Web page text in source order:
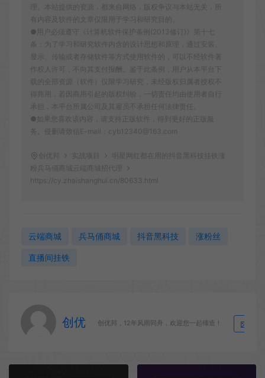
理。本站提供的资源，都来自网络，版权争议与本站无关，所
有内容及软件的文章仅限用于学习和研究目的。
●用户必须遵守《计算机软件保护条例(2013修订)》第十七
条：为了学习和研究软件内含的设计思想和原理，通过安装、
显示、传输或者存储软件等方式使用软件的，可以不经软件著
作权人许可，不向其支付报酬。鉴于此条例，用户从本平台下
载的全部资源（软件）仅限学习研究，未经版权归属者授权不
得商用，若因商用引起的版权纠纷，一切责任均由使用者自行
承担，本平台所属公司及其雇员不承担任何法律责任。
●如果您喜欢该内容，请支持正版软件，得到更好的正版服
务。侵删请致信E-mail：cyb12340@163.com
创优邦 实战项目
明星网红都在用的抖音黑科技挂铁涨
粉兵马俑商城云端商城招代理
https://cy.zhaishanghui.cn/80633.html
云端商城 兵马俑商城 抖音黑科技 涨粉丝
直播间挂铁
创优 创优邦，12年风雨同舟，欢迎您一起缔造！